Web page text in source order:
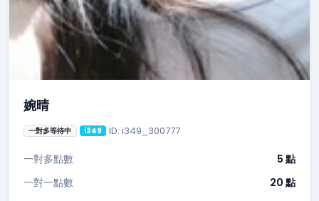
婉晴
一對多等待中 i349 ID: i349_300777
一對多點數
5 點
一對一點數
20 點